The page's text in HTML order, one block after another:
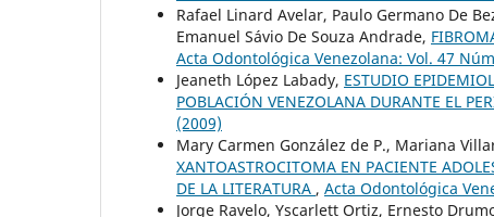
Rafael Linard Avelar, Paulo Germano De
Emanuel Sávio De Souza Andrade,
Acta Odontológica Venezolana: Vol. 47
Jeaneth López Labady, ESTUDIO
POBLACIÓN VENEZOLANA DURANTE EL
(2009)
Mary Carmen González de P., Mariana
XANTOASTROCITOMA EN PACIENTE
DE LA LITERATURA , Acta Odontológica
Jorge Ravelo, Yscarlett Ortiz, Ernesto